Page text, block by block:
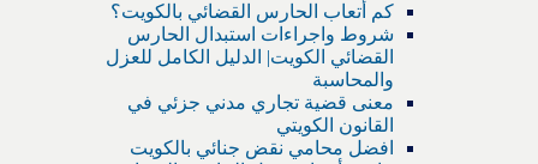
كم أتعاب الحارس القضائي بالكويت؟
شروط واجراءات استبدال الحارس
القضائي الكويت| الدليل الكامل للعزل
والمحاسبة
معنى قضية تجاري مدني جزئي في
القانون الكويتي
افضل محامي نقض جنائي بالكويت